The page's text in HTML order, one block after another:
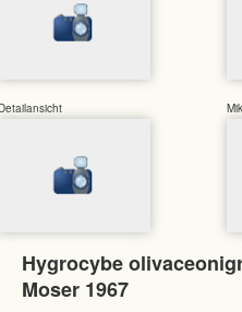
Hygrocybe
Moser 1967